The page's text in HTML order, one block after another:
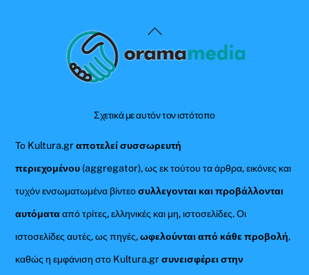
Back
To
Σχετικά με αυτόν τον ιστότοπο
Το Kultura.grαποτελεί συσσωρευτή
περιεχομένου (aggregator), ως εκ τούτου τα άρθρα, εικόνες και
τυχόν ενσωματωμένα βίντεοσυλλεγονται και προβάλλονται
αυτόματααπό τρίτες, ελληνικές και μη, ιστοσελίδες. Οι
ιστοσελίδες αυτές, ως πηγές,ωφελούνται από κάθε προβολή,
καθώς η εμφάνιση στο Kultura.gr συνεισφέρει στην